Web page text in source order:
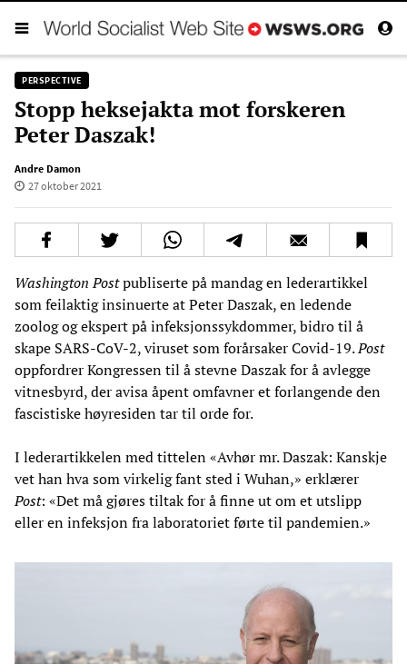
PERSPECTIVE
Stopp heksejakta mot forskeren
Peter Daszak!
Andre Damon
27 oktober 2021
Washington Postpubliserte på mandag en lederartikkel
som feilaktig insinuerte at Peter Daszak, en ledende
zoolog og ekspert på infeksjonssykdommer, bidro til å
skape SARS-CoV-2, viruset som forårsaker Covid-19.Post
oppfordrer Kongressen til å stevne Daszak for å avlegge
vitnesbyrd, der avisa åpent omfavner et forlangende den
fascistiske høyresiden tar til orde for.
I lederartikkelen med tittelen «Avhør mr. Daszak: Kanskje
vet han hva som virkelig fant sted i Wuhan,» erklærer
Post: «Det må gjøres tiltak for å finne ut om et utslipp
eller en infeksjon fra laboratoriet førte til pandemien.»